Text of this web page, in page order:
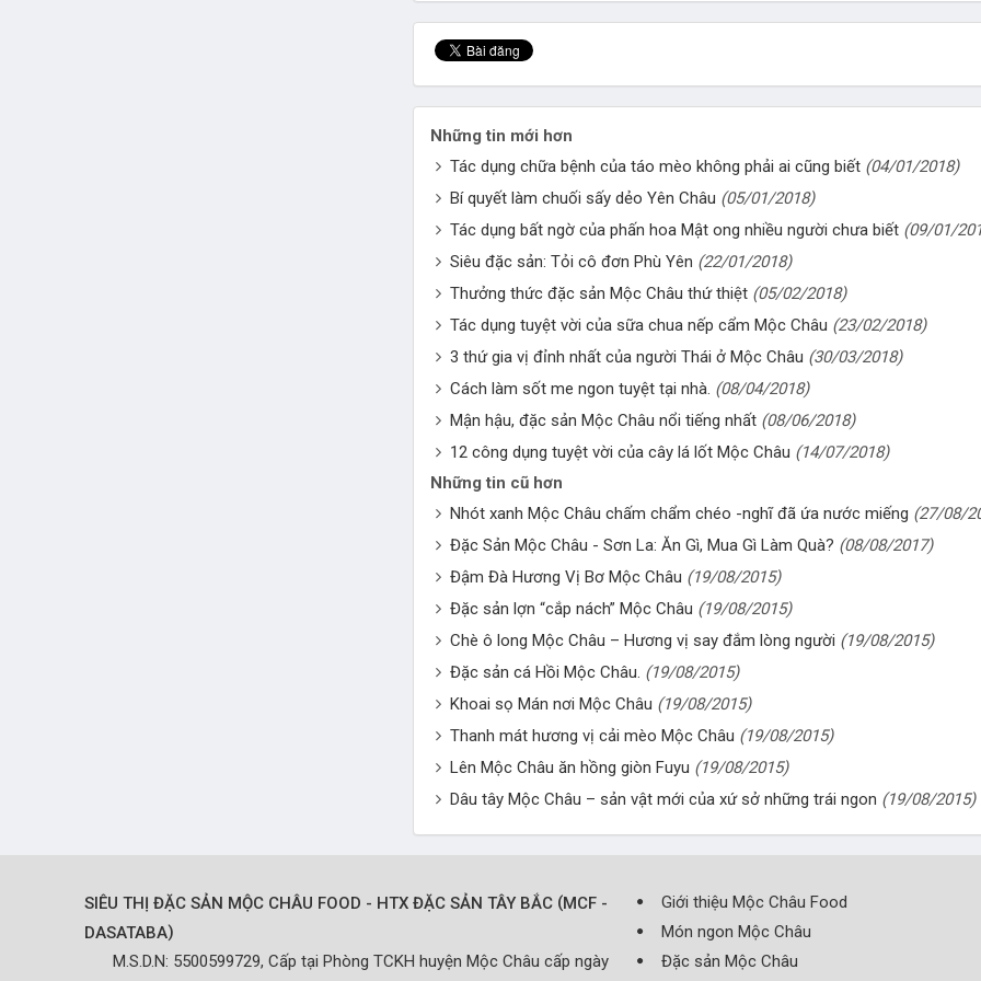
Những tin mới hơn
Tác dụng chữa bệnh của táo mèo không phải ai cũng biết (04/01/2018)
Bí quyết làm chuối sấy dẻo Yên Châu (05/01/2018)
Tác dụng bất ngờ của phấn hoa Mật ong nhiều người chưa biết (09/01/
Siêu đặc sản: Tỏi cô đơn Phù Yên (22/01/2018)
Thưởng thức đặc sản Mộc Châu thứ thiệt (05/02/2018)
Tác dụng tuyệt vời của sữa chua nếp cẩm Mộc Châu (23/02/2018)
3 thứ gia vị đỉnh nhất của người Thái ở Mộc Châu (30/03/2018)
Cách làm sốt me ngon tuyệt tại nhà. (08/04/2018)
Mận hậu, đặc sản Mộc Châu nổi tiếng nhất (08/06/2018)
12 công dụng tuyệt vời của cây lá lốt Mộc Châu (14/07/2018)
Những tin cũ hơn
Nhót xanh Mộc Châu chấm chẩm chéo -nghĩ đã ứa nước miếng (27/08/
Đặc Sản Mộc Châu - Sơn La: Ăn Gì, Mua Gì Làm Quà? (08/08/2017)
Đậm Đà Hương Vị Bơ Mộc Châu (19/08/2015)
Đặc sản lợn “cắp nách” Mộc Châu (19/08/2015)
Chè ô long Mộc Châu – Hương vị say đắm lòng người (19/08/2015)
Đặc sản cá Hồi Mộc Châu. (19/08/2015)
Khoai sọ Mán nơi Mộc Châu (19/08/2015)
Thanh mát hương vị cải mèo Mộc Châu (19/08/2015)
Lên Mộc Châu ăn hồng giòn Fuyu (19/08/2015)
Dâu tây Mộc Châu – sản vật mới của xứ sở những trái ngon (19/08/2015)
SIÊU THỊ ĐẶC SẢN MỘC CHÂU FOOD - HTX ĐẶC SẢN TÂY BẮC (MCF -
DASATABA)
M.S.D.N: 5500599729, Cấp tại Phòng TCKH huyện Mộc Châu cấp ngày
Giới thiệu Mộc Châu Food
Món ngon Mộc Châu
Đặc sản Mộc Châu